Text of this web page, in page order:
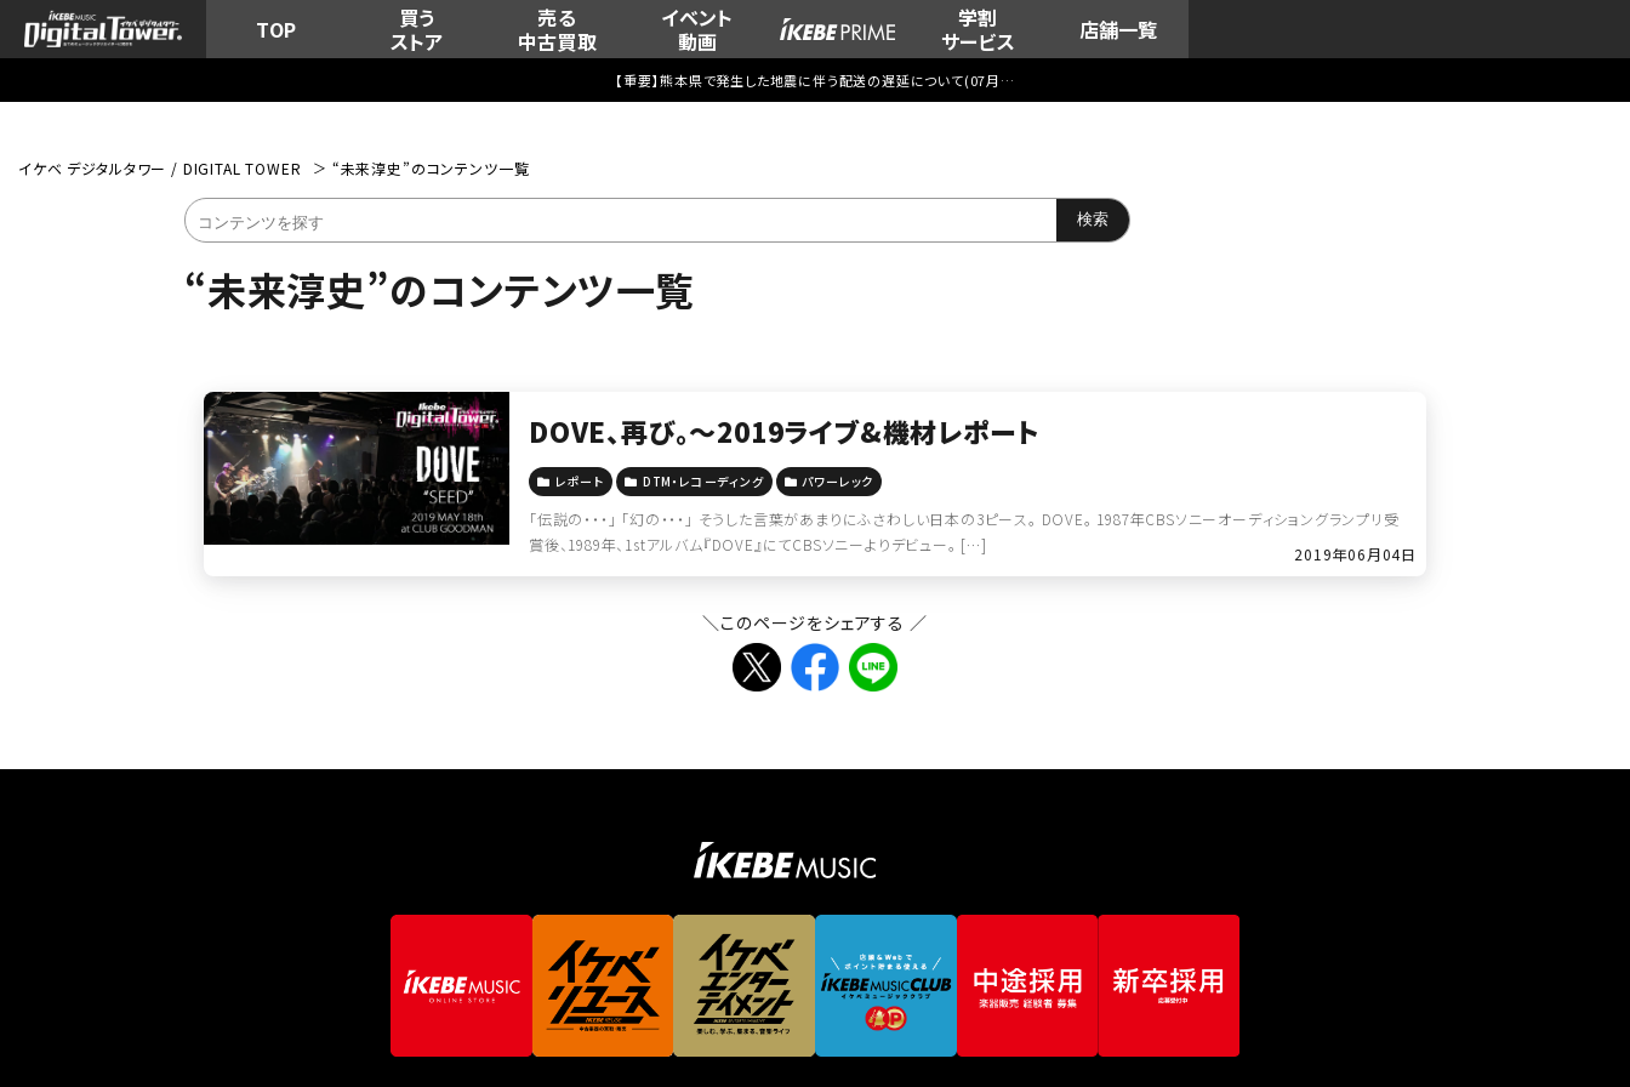
TOP
買う
ストア
売る
中古買取
イベント
動画
学割
サービス
店舗一覧
【重要】熊本県で発生した地震に伴う配送の遅延について(07月29日
イケベ デジタルタワー / DIGITAL TOWER “未来淳史”のコンテンツ一覧
“未来淳史”のコンテンツ一覧
DOVE、再び。～2019ライブ&機材レポート
レポート DTM・レコーディング パワーレック
「伝説の・・・」 「幻の・・・」 そうした言葉があまりにふさわしい日本の3ピース。 DOVE。 1987年CBSソニーオーディショングランプリ受
賞後、1989年、1stアルバム『DOVE』にてCBSソニーよりデビュー。 […]
2019年06月04日
＼このページをシェアする ／